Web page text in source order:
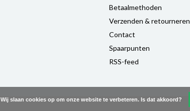
Betaalmethoden
Verzenden & retourneren
Contact
Spaarpunten
RSS-feed
Wij slaan cookies op om onze website te verbeteren. Is dat akkoord?